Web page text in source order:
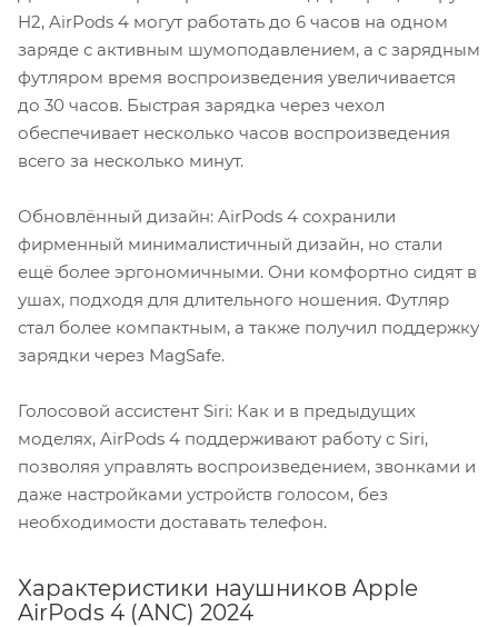
H2, AirPods 4 могут работать до 6 часов на одном
заряде с активным шумоподавлением, а с зарядным
футляром время воспроизведения увеличивается
до 30 часов. Быстрая зарядка через чехол
обеспечивает несколько часов воспроизведения
всего за несколько минут.
Обновлённый дизайн: AirPods 4 сохранили
фирменный минималистичный дизайн, но стали
ещё более эргономичными. Они комфортно сидят в
ушах, подходя для длительного ношения. Футляр
стал более компактным, а также получил поддержку
зарядки через MagSafe.
Голосовой ассистент Siri: Как и в предыдущих
моделях, AirPods 4 поддерживают работу с Siri,
позволяя управлять воспроизведением, звонками и
даже настройками устройств голосом, без
необходимости доставать телефон.
Характеристики наушников Apple
AirPods 4 (ANC) 2024